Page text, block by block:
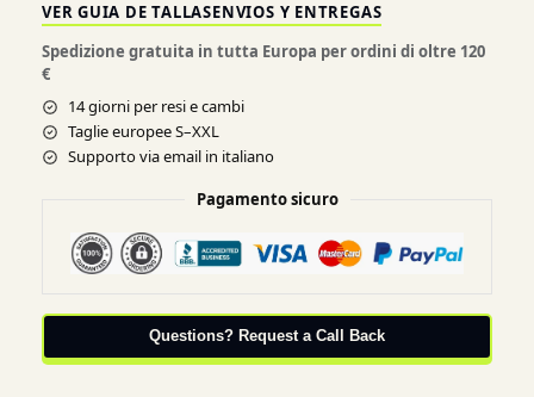
VER GUIA DE TALLASENVIOS Y ENTREGAS
Spedizione gratuita in tutta Europa per ordini di oltre 120
€
14 giorni per resi e cambi
Taglie europee S–XXL
Supporto via email in italiano
Pagamento sicuro
Questions? Request a Call Back